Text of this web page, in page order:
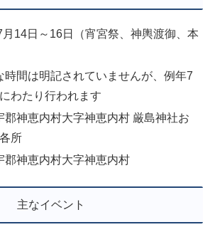
月14日～16日（宵宮祭、神輿渡御、本
時間は明記されていませんが、例年7
わたり行われます
郡神恵内村大字神恵内村 厳島神社お
所
郡神恵内村大字神恵内村
主なイベント